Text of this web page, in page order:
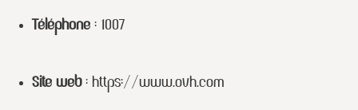
Téléphone : 1007
Site web: https://www.ovh.com